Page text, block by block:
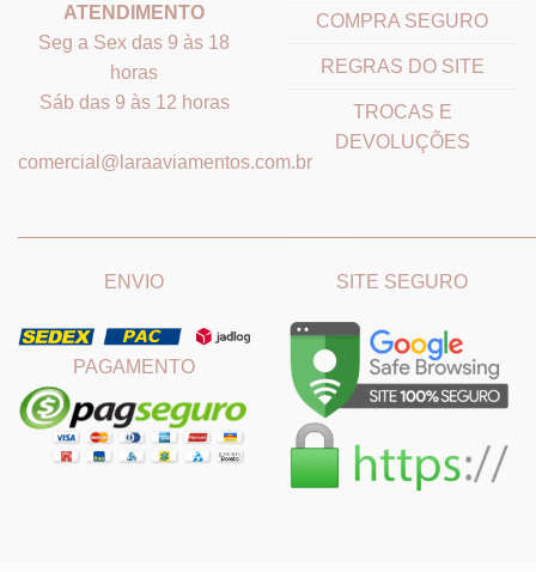
ATENDIMENTO
Seg a Sex das 9 às 18
horas
Sáb das 9 às 12 horas
comercial@laraaviamentos.com.br
COMPRA SEGURO
REGRAS DO SITE
TROCAS E
DEVOLUÇÕES
ENVIO
PAGAMENTO
SITE SEGURO